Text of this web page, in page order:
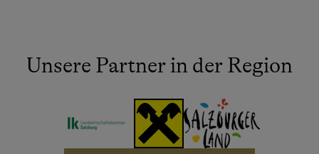
Unsere Partner in der Region